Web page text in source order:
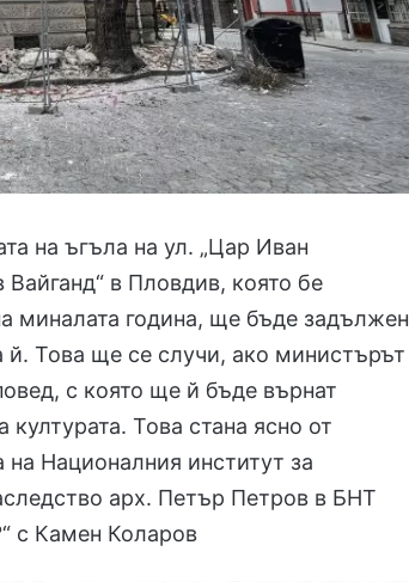
на ъгъла на ул. „Цар Иван
Вайганд“ в Пловдив, която бе
миналата година, ще бъде задължен
й. Това ще се случи, ако министърът
с която ще й бъде върнат
културата. Това стана ясно от
на Националния институт за
арх. Петър Петров в БНТ
с Камен Коларов